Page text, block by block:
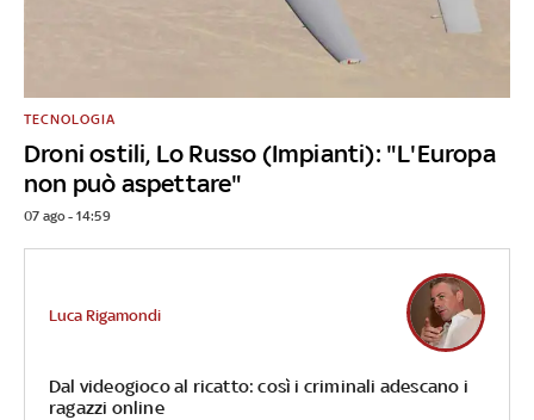
Droni ostili, Lo Russo (Impianti): "L'Europa
non può aspettare"
TECNOLOGIA
07 ago - 14:59
Dal videogioco al ricatto: così i criminali adescano i
ragazzi online
Luca Rigamondi